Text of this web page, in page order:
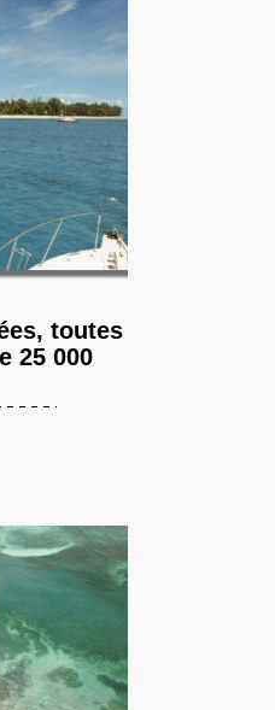
toutes
25 000